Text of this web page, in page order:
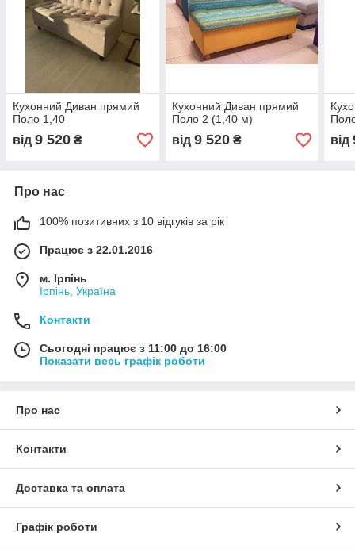
Кухонний Диван прямий
Поло 1,40
від 9 520 ₴
Кухонний Диван прямий
Поло 2 (1,40 м)
від 9 520₴ від
Про нас
100% позитивних з 10 відгуків за рік
Працює з 22.01.2016
м. Ірпінь
Ірпінь, Україна
Контакти
Сьогодні працює з 11:00 до 16:00
Показати весь графік роботи
Про нас
Контакти
Доставка та оплата
Графік роботи